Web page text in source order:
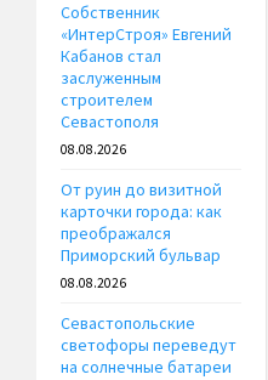
Собственник
«ИнтерСтроя» Евгений
Кабанов стал
заслуженным
строителем
Севастополя
08.08.2026
От руин до визитной
карточки города: как
преображался
Приморский бульвар
08.08.2026
Севастопольские
светофоры переведут
на солнечные батареи